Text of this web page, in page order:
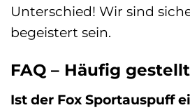
Unterschied! Wir sind
begeistert sein.
FAQ – Häufig
Ist der Fox Sportauspuff